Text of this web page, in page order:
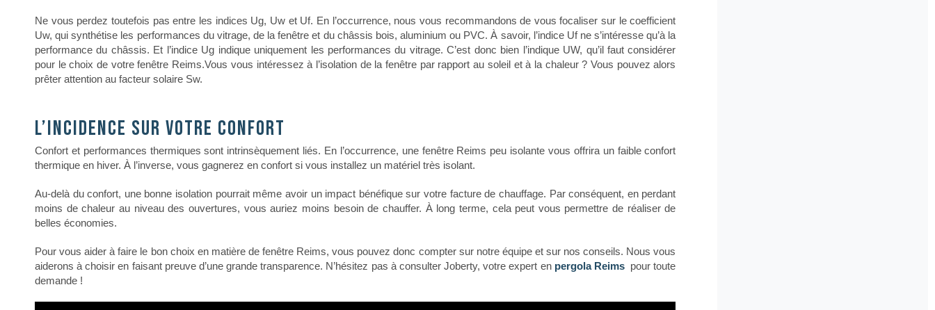
Ne vous perdez toutefois pas entre les indices Ug, Uw et Uf. En l’occurrence, nous vous recommandons de vous focaliser sur le coefficient
Uw, qui synthétise les performances du vitrage, de la fenêtre et du châssis bois, aluminium ou PVC.À savoir, l’indice Uf ne s’intéresse qu’à la
performance du châssis. Et l’indice Ug indique uniquement les performances du vitrage. C’est donc bien l’indique UW, qu’il faut considérer
pour le choix de votre fenêtre Reims.Vous vous intéressez à l’isolation de la fenêtre par rapport au soleil et à la chaleur ? Vous pouvez alors
prêter attention au facteur solaire Sw.
L’incidence sur votre confort
Confort et performances thermiques sont intrinsèquement liés. En l’occurrence, une fenêtre Reims peu isolante vous offrira un faible confort
thermique en hiver. À l’inverse, vous gagnerez en confort si vous installez un matériel très isolant.
Au-delà du confort, une bonne isolation pourrait même avoir un impact bénéfique sur votre facture de chauffage. Par conséquent, en perdant
moins de chaleur au niveau des ouvertures, vous auriez moins besoin de chauffer. À long terme, cela peut vous permettre de réaliser de
belles économies.
Pour vous aider à faire le bon choix en matière de fenêtre Reims, vous pouvez donc compter sur notre équipe et sur nos conseils. Nous vous
aiderons à choisir en faisant preuve d’une grande transparence. N’hésitez pas à consulter Joberty, votre expert en pergola Reimspour toute
demande !